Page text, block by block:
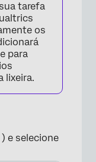
tarefa
os
para
lixeira.
) e selecione